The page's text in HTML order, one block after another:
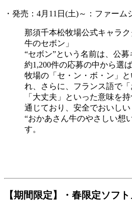
・発売：4月11日(土)～：ファーム
那須千本松牧場公式キャラ
牛のセボン」
“セボン”という名前は、公募
約1,200件の応募の中から選
牧場の「セ・ン・ボ・ン」
れ、さらに、フランス語で「
「大丈夫」といった意味を持
通じており、安全でおいし
“おかあさん牛のやさしい想
す。
【期間限定】・春限定ソフ